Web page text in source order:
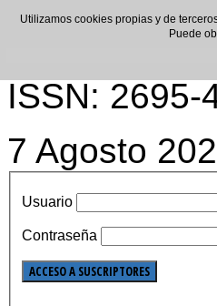
ISSN: 2695-
7 Agosto
Usuario
Contraseña
Utilizamos cookies propias y de
Puede